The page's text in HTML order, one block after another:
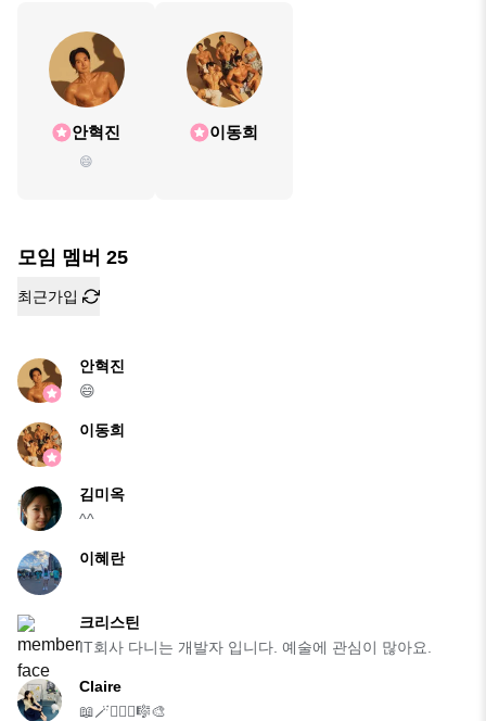
안혁진
😄
이동희
모임 멤버 25
최근가입
안혁진
😄
이동희
김미옥
^^
이혜란
크리스틴
IT회사 다니는 개발자 입니다. 예술에 관심이 많아요.
Claire
📖🪄🧚🏻‍♀️🎼🎨